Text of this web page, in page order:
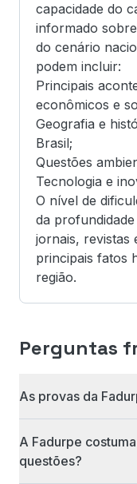
capacidade do
informado
do cenário
podem incluir:
Principais
econômicos e
Geografia e
Brasil;
Questões
Tecnologia e
O nível de
da
jornais, revistas
principais fatos
região.
Perguntas
As provas da
A Fadurpe
questões?